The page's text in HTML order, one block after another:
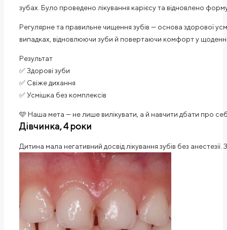
зубах. Було проведено лікування карієсу та відновлено
Регулярне та правильне чищення зубів — основа здорової
випадках, відновлюючи зуби й повертаючи комфорт у
Результат
✅ Здорові зуби
✅ Свіже дихання
✅ Усмішка без комплексів
🩵 Наша мета — не лише вилікувати, а й навчити дбати про
Дівчинка, 4 роки
Дитина мала негативний досвід лікування зубів без